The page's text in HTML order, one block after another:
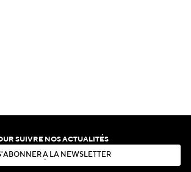
SUIVRE NOS ACTUALITÉS
'ABON N ER À LA N EWSLE ER